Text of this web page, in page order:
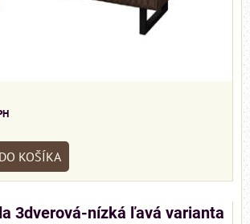
KOŠÍKA
3dverová-nízká ľavá varianta